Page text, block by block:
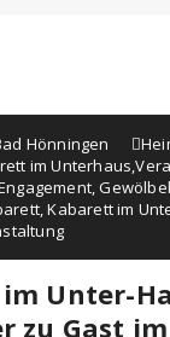
Hönningen
im Unterhaus,
,
,Kabarett im
Unter-
zu Gast